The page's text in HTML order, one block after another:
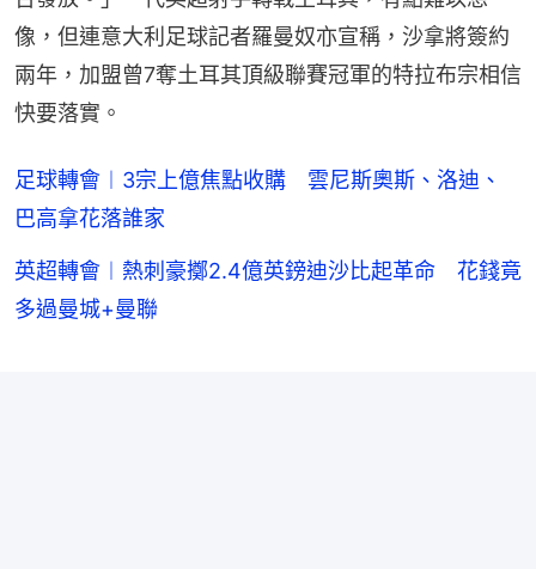
像，但連意大利足球記者羅曼奴亦宣稱，沙拿將簽約
兩年，加盟曾7奪土耳其頂級聯賽冠軍的特拉布宗相信
快要落實。
足球轉會︱3宗上億焦點收購 雲尼斯奧斯、洛迪、
巴高拿花落誰家
英超轉會︱熱刺豪擲2.4億英鎊迪沙比起革命 花錢竟
多過曼城+曼聯